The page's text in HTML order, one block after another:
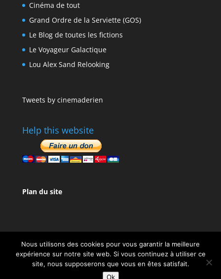
Cinéma de tout
Grand Ordre de la Serviette (GOS)
Le Blog de toutes les fictions
Le Voyageur Galactique
Lou Alex Sand Relooking
Tweets by cinemaderien
Help this website
Plan du site
Design deElegant Themes| Propulsé par
Nous utilisons des cookies pour vous garantir la meilleure
expérience sur notre site web. Si vous continuez à utiliser ce
site, nous supposerons que vous en êtes satisfait.
Ok